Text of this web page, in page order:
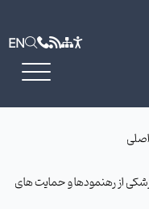
EN
اصلی
از رهنمودها و حمایت های